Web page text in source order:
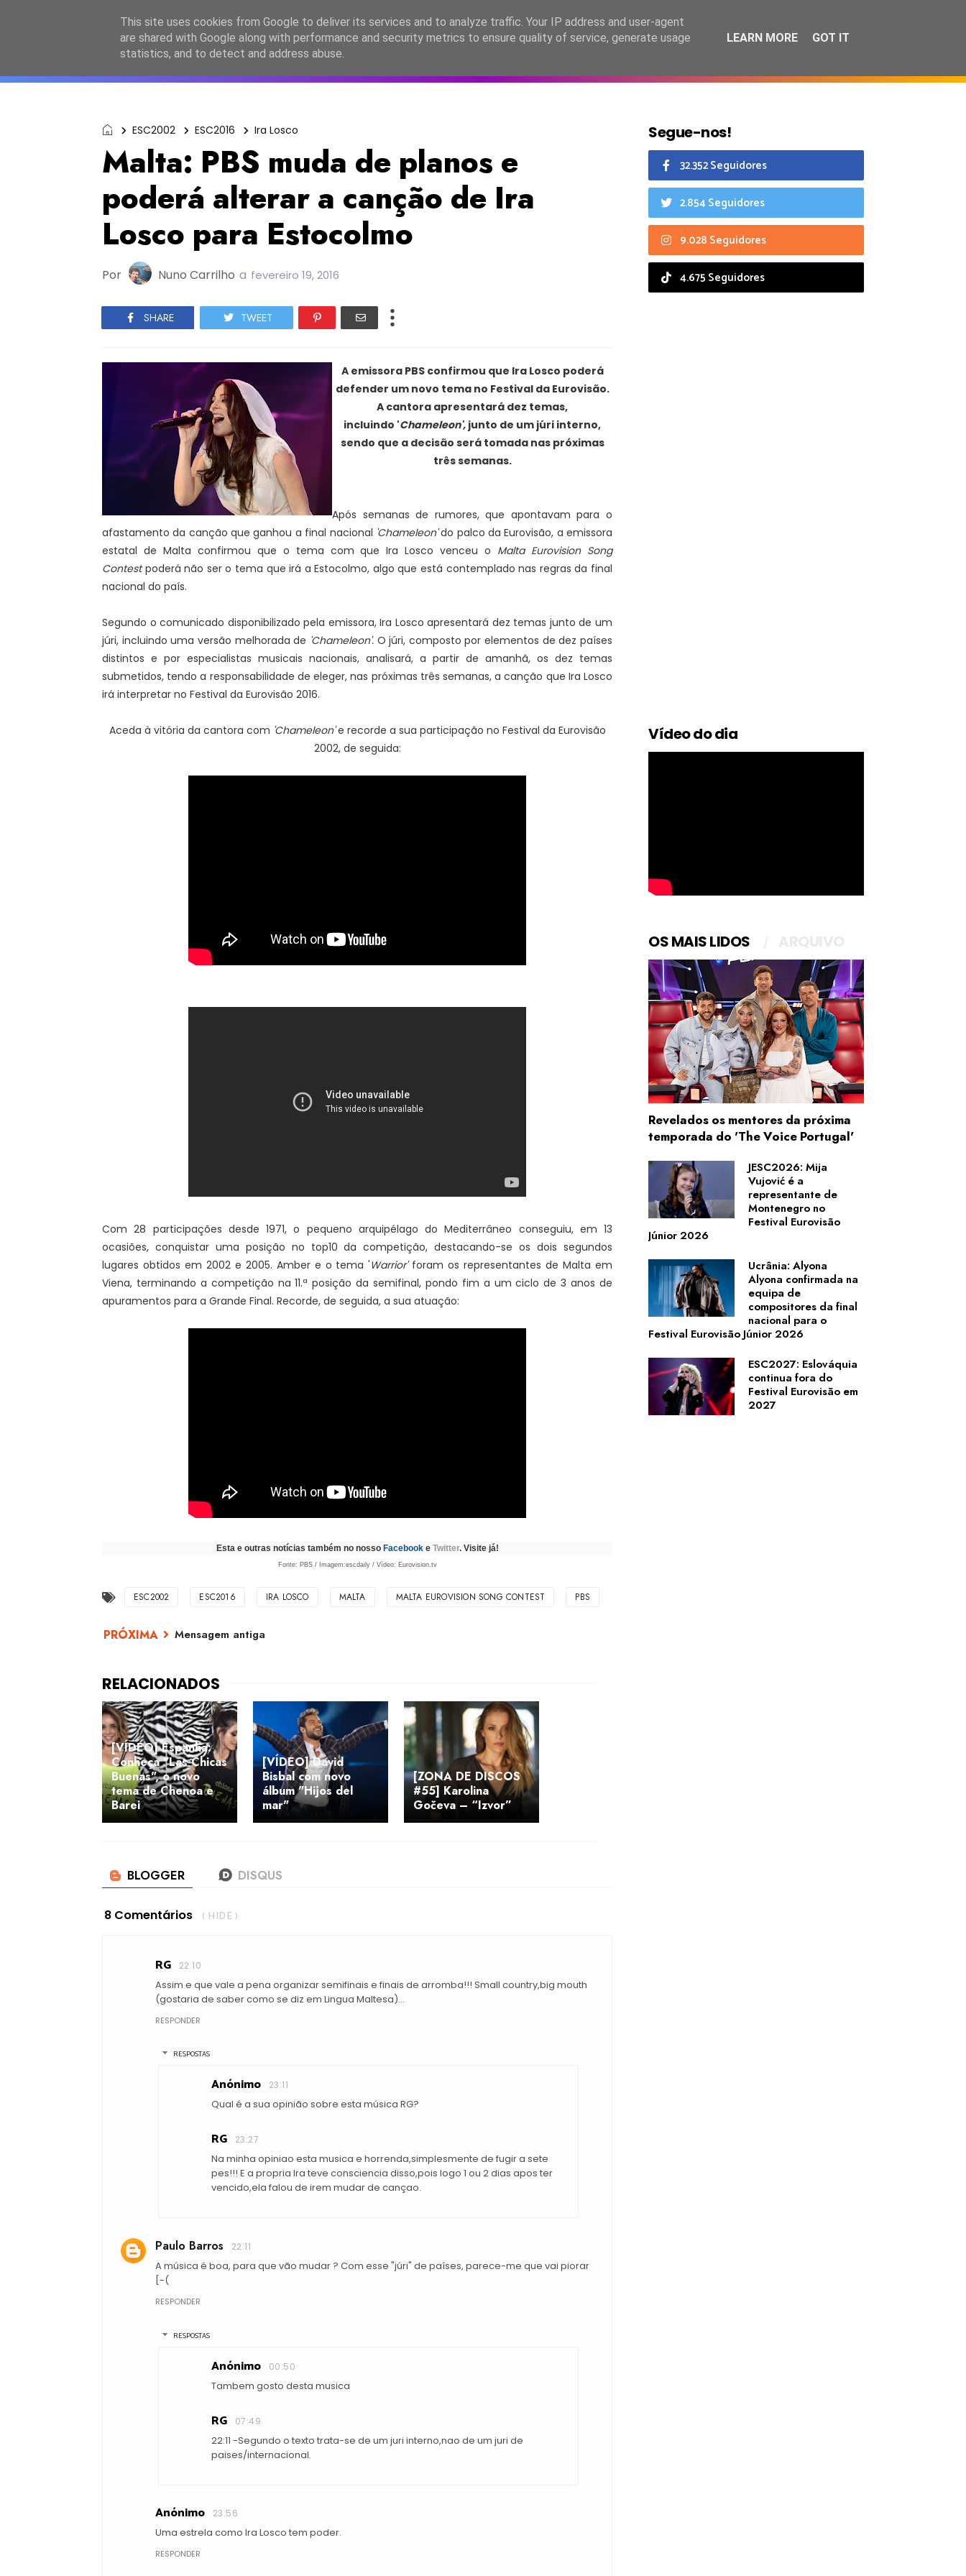
ESC2027 JESC2026 FC2026 EASC2026 PORTUGAL LANÇAMENTOS ESPECIAIS CALENDÁRIO
ESC2002 ESC2016 Ira Losco
Malta: PBS muda de planos e
poderá alterar a canção de Ira
Losco para Estocolmo
Por Nuno Carrilho a fevereiro 19, 2016
SHARE TWEET
A emissora PBS confirmou que Ira Losco poderá
defender um novo tema no Festival da Eurovisão.
A cantora apresentará dez temas,
incluindo 'Chameleon', junto de um júri interno,
sendo que a decisão será tomada nas próximas
três semanas.
Após semanas de rumores, que apontavam para o
afastamento da canção que ganhou a final nacional 'Chameleon'do palco da Eurovisão, a emissora
estatal de Malta confirmou que o tema com que Ira Losco venceu o Malta Eurovision Song
Contestpoderá não ser o tema que irá a Estocolmo, algo que está contemplado nas regras da final
nacional do país.
Segundo o comunicado disponibilizado pela emissora, Ira Losco apresentará dez temas junto de um
júri, incluindo uma versão melhorada de 'Chameleon'. O júri, composto por elementos de dez países
distintos e por especialistas musicais nacionais, analisará, a partir de amanhã, os dez temas
submetidos, tendo a responsabilidade de eleger, nas próximas três semanas, a canção que Ira Losco
irá interpretar no Festival da Eurovisão 2016.
Aceda à vitória da cantora com 'Chameleon'e recorde a sua participação no Festival da Eurovisão
2002, de seguida:
Com 28 participações desde 1971, o pequeno arquipélago do Mediterrâneo conseguiu, em 13
ocasiões, conquistar uma posição no top10 da competição, destacando-se os dois segundos
lugares obtidos em 2002 e 2005. Amber e o tema 'Warrior'foram os representantes de Malta em
Viena, terminando a competição na 11.ª posição da semifinal, pondo fim a um ciclo de 3 anos de
apuramentos para a Grande Final. Recorde, de seguida, a sua atuação:
Esta e outras notícias também no nosso Facebooke Twitter. Visite já!
Fonte: PBS / Imagem:escdaily / Vídeo: Eurovision.tv
ESC2002 ESC2016 IRA LOSCO MALTA MALTA EUROVISION SONG CONTEST PBS
Mensagem antiga
[VÍDEO] Espanha:
Conheça "Las Chicas
Buenas", o novo
tema de Chenoa e
Barei
[VÍDEO] David
Bisbal com novo
álbum "Hijos del
mar"
[ZONA DE DISCOS
#55] Karolina
Gočeva – “Izvor”
8 Comentários ( HIDE )
RG 22:10
Assim e que vale a pena organizar semifinais e finais de arromba!!! Small country,big mouth
(gostaria de saber como se diz em Lingua Maltesa)...
RESPONDER
RESPOSTAS
Anónimo 23:11
Qual é a sua opinião sobre esta música RG?
RG 23:27
Na minha opiniao esta musica e horrenda,simplesmente de fugir a sete
pes!!! E a propria Ira teve consciencia disso,pois logo 1 ou 2 dias apos ter
vencido,ela falou de irem mudar de cançao.
Paulo Barros 22:11
A música é boa, para que vão mudar ? Com esse "júri" de países, parece-me que vai piorar
[-(
RESPONDER
RESPOSTAS
Anónimo 00:50
Tambem gosto desta musica
RG 07:49
22:11 -Segundo o texto trata-se de um juri interno,nao de um juri de
paises/internacional.
Anónimo 23:56
Uma estrela como Ira Losco tem poder.
RESPONDER
Segue-nos!
32.352 Seguidores
2.854 Seguidores
9.028 Seguidores
4.675 Seguidores
Vídeo do dia
OS MAIS LIDOS
Revelados os mentores da próxima
temporada do 'The Voice Portugal'
JESC2026: Mija
Vujović é a
representante de
Montenegro no
Festival Eurovisão
Júnior 2026
Ucrânia: Alyona
Alyona confirmada na
equipa de
compositores da final
nacional para o
Festival Eurovisão Júnior 2026
ESC2027: Eslováquia
continua fora do
Festival Eurovisão em
2027
This site uses cookies from Google to deliver its services and to analyze traffic. Your IP address and user-agent
are shared with Google along with performance and security metrics to ensure quality of service, generate usage
statistics, and to detect and address abuse.
LEARN MORE GOT IT